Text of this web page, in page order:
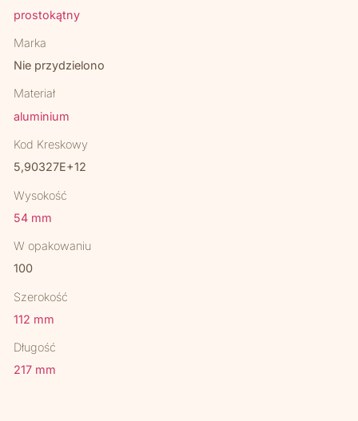
prostokątny
Marka
Nie przydzielono
Materiał
aluminium
Kod Kreskowy
5,90327E+12
Wysokość
54 mm
W opakowaniu
100
Szerokość
112 mm
Długość
217 mm